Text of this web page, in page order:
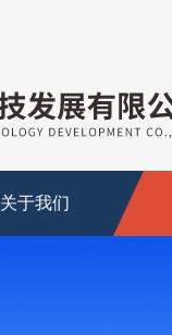
关于我们